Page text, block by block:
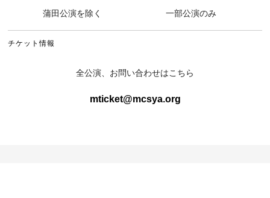
蒲田公演を除く 一部公演のみ
チケット情報
全公演、お問い合わせはこちら
mticket@mcsya.org